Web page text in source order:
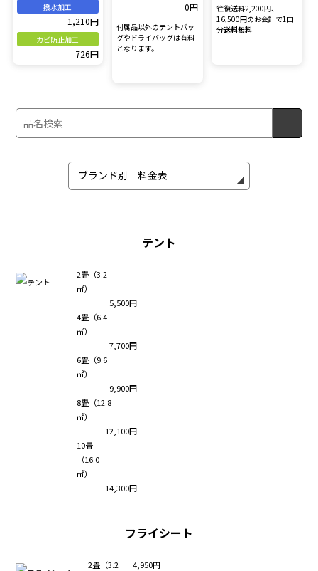
撥水加工
1,210円
カビ防止加工
726円
0円
付属品以外のテントバッ
グやドライバッグは有料
となります。
往復送料2,200円、
16,500円のお会計で1口
分送料無料
テント
2畳（3.2
㎡）
5,500円
4畳（6.4
㎡）
7,700円
6畳（9.6
㎡）
9,900円
8畳（12.8
㎡）
12,100円
10畳
（16.0
㎡）
14,300円
フライシート
2畳（3.2
4,950円